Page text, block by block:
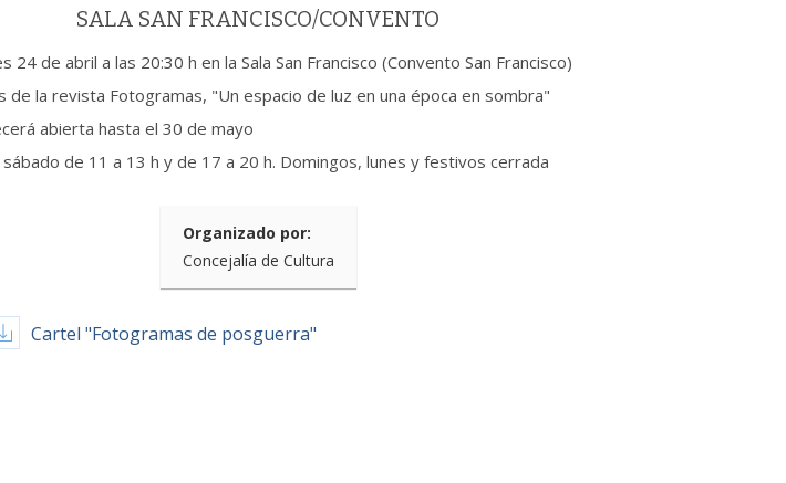
SALA SAN FRANCISCO/CONVENTO
24 de abril a las 20:30 h en la Sala San Francisco (Convento San Francisco)
de la revista Fotogramas, "Un espacio de luz en una época en sombra"
abierta hasta el 30 de mayo
de 11 a 13 h y de 17 a 20 h. Domingos, lunes y festivos cerrada
Organizado por:
Concejalía de Cultura
Cartel "Fotogramas de posguerra"